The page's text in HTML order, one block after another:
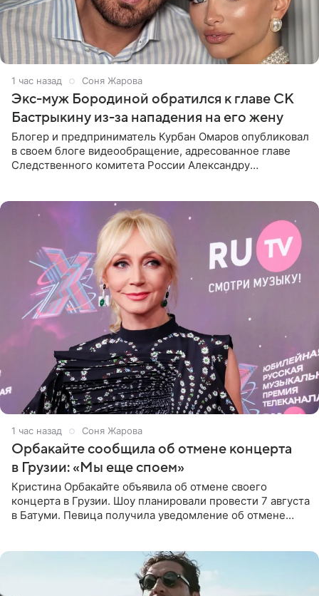
1 час назад Соня Жарова
Экс-муж Бородиной обратился к главе СК
Бастрыкину из-за нападения на его жену
Блогер и предприниматель Курбан Омаров опубликовал
в своем блоге видеообращение, адресованное главе
Следственного комитета России Александру
1 час назад Соня Жарова
Орбакайте сообщила об отмене концерта
в Грузии: «Мы еще споем»
Кристина Орбакайте объявила об отмене своего
концерта в Грузии. Шоу планировали провести 7 августа
в Батуми. Певица получила уведомление об отмене